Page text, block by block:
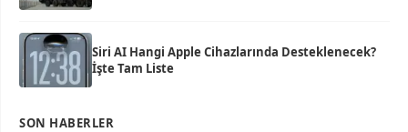
Siri AI Hangi Apple Cihazlarında Desteklenecek?
İşte Tam Liste
SON HABERLER